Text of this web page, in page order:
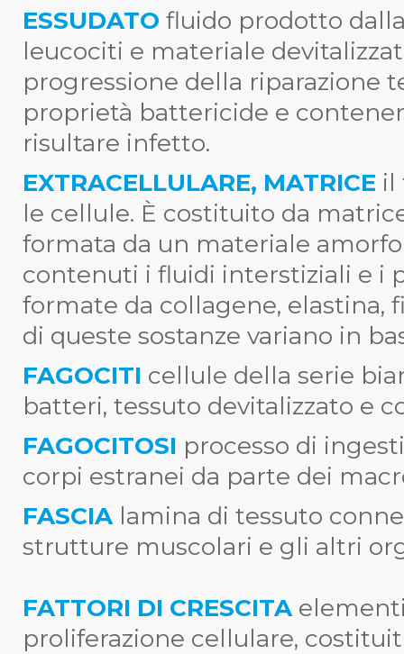
ESSUDATO fluido prodotto
leucociti e materiale
progressione della riparazione
proprietà battericide e
risultare infetto.
EXTRACELLULARE, MATRICE il
le cellule. È costituito da
formata da un materiale
contenuti i fluidi interstiziali e i
formate da collagene, elastina,
di queste sostanze variano in
FAGOCITI cellule della serie
batteri, tessuto devitalizzato e
FAGOCITOSI processo di
corpi estranei da parte dei
FASCIA lamina di tessuto
strutture muscolari e gli altri
FATTORI DI CRESCITA
proliferazione cellulare,